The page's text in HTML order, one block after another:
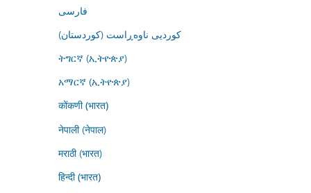
فارسى
کوردیی ناوەڕاست (کوردستان)
ትግርኛ (ኢትዮጵያ)
አማርኛ (ኢትዮጵያ)
कोंकणी (भारत)
नेपाली (नेपाल)
मराठी (भारत)
हिन्दी (भारत)